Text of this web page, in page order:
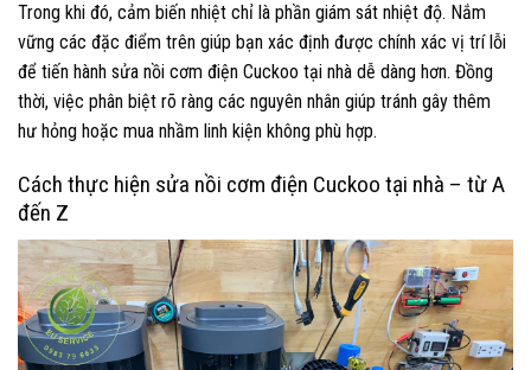
Trong khi đó, cảm biến nhiệt chỉ là phần giám sát nhiệt độ. Nắm
vững các đặc điểm trên giúp bạn xác định được chính xác vị trí lỗi
để tiến hành sửa nồi cơm điện Cuckoo tại nhà dễ dàng hơn. Đồng
thời, việc phân biệt rõ ràng các nguyên nhân giúp tránh gây thêm
hư hỏng hoặc mua nhầm linh kiện không phù hợp.
Cách thực hiện sửa nồi cơm điện Cuckoo tại nhà – từ A
đến Z